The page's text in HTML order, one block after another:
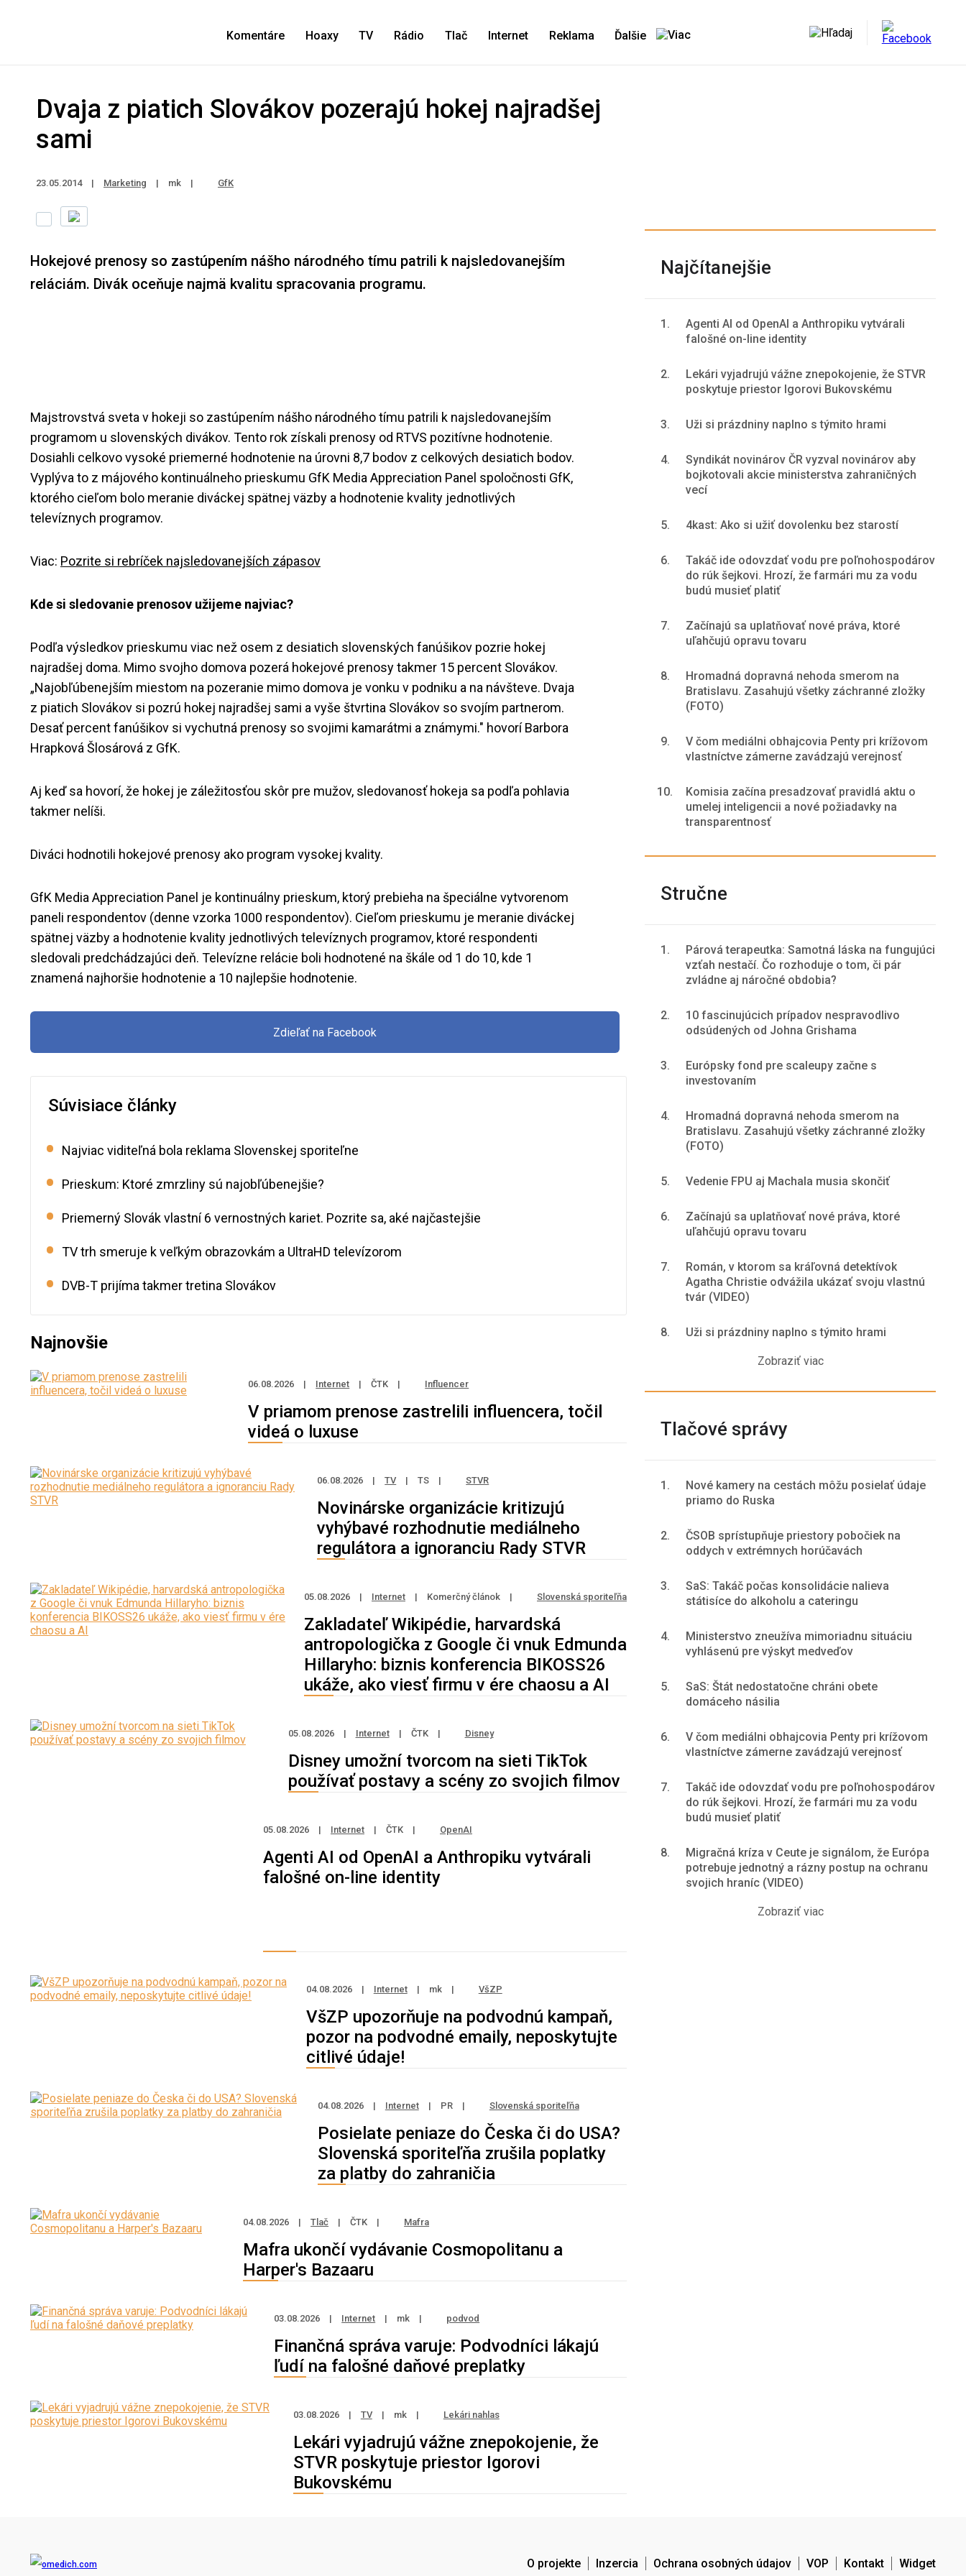
Komentáre Hoaxy TV Rádio Tlač Internet Reklama Ďalšie
Dvaja z piatich Slovákov pozerajú hokej najradšej
sami
23.05.2014 | Marketing | mk | GfK
Hokejové prenosy so zastúpením nášho národného tímu patrili k najsledovanejším
reláciám. Divák oceňuje najmä kvalitu spracovania programu.
Majstrovstvá sveta v hokeji so zastúpením nášho národného tímu patrili k najsledovanejším
programom u slovenských divákov. Tento rok získali prenosy od RTVS pozitívne hodnotenie.
Dosiahli celkovo vysoké priemerné hodnotenie na úrovni 8,7 bodov z celkových desiatich bodov.
Vyplýva to z májového kontinuálneho prieskumu GfK Media Appreciation Panel spoločnosti GfK,
ktorého cieľom bolo meranie diváckej spätnej väzby a hodnotenie kvality jednotlivých
televíznych programov.
Viac: Pozrite si rebríček najsledovanejších zápasov
Kde si sledovanie prenosov užijeme najviac?
Podľa výsledkov prieskumu viac než osem z desiatich slovenských fanúšikov pozrie hokej
najradšej doma. Mimo svojho domova pozerá hokejové prenosy takmer 15 percent Slovákov.
„Najobľúbenejším miestom na pozeranie mimo domova je vonku v podniku a na návšteve. Dvaja
z piatich Slovákov si pozrú hokej najradšej sami a vyše štvrtina Slovákov so svojím partnerom.
Desať percent fanúšikov si vychutná prenosy so svojimi kamarátmi a známymi." hovorí Barbora
Hrapková Šlosárová z GfK.
Aj keď sa hovorí, že hokej je záležitosťou skôr pre mužov, sledovanosť hokeja sa podľa pohlavia
takmer nelíši.
Diváci hodnotili hokejové prenosy ako program vysokej kvality.
GfK Media Appreciation Panel je kontinuálny prieskum, ktorý prebieha na špeciálne vytvorenom
paneli respondentov (denne vzorka 1000 respondentov). Cieľom prieskumu je meranie diváckej
spätnej väzby a hodnotenie kvality jednotlivých televíznych programov, ktoré respondenti
sledovali predchádzajúci deň. Televízne relácie boli hodnotené na škále od 1 do 10, kde 1
znamená najhoršie hodnotenie a 10 najlepšie hodnotenie.
Zdieľať na Facebook
Súvisiace články
Najviac viditeľná bola reklama Slovenskej sporiteľne
Prieskum: Ktoré zmrzliny sú najobľúbenejšie?
Priemerný Slovák vlastní 6 vernostných kariet. Pozrite sa, aké najčastejšie
TV trh smeruje k veľkým obrazovkám a UltraHD televízorom
DVB-T prijíma takmer tretina Slovákov
Najnovšie
06.08.2026 | Internet | ČTK | Influencer
V priamom prenose zastrelili influencera, točil
videá o luxuse
06.08.2026 | TV | TS | STVR
Novinárske organizácie kritizujú
vyhýbavé rozhodnutie mediálneho
regulátora a ignoranciu Rady STVR
05.08.2026 | Internet | Komerčný článok | Slovenská sporiteľňa
Zakladateľ Wikipédie, harvardská
antropologička z Google či vnuk Edmunda
Hillaryho: biznis konferencia BIKOSS26
ukáže, ako viesť firmu v ére chaosu a AI
05.08.2026 | Internet | ČTK | Disney
Disney umožní tvorcom na sieti TikTok
používať postavy a scény zo svojich filmov
05.08.2026 | Internet | ČTK | OpenAI
Agenti AI od OpenAI a Anthropiku vytvárali
falošné on-line identity
04.08.2026 | Internet | mk | VšZP
VšZP upozorňuje na podvodnú kampaň,
pozor na podvodné emaily, neposkytujte
citlivé údaje!
04.08.2026 | Internet | PR | Slovenská sporiteľňa
Posielate peniaze do Česka či do USA?
Slovenská sporiteľňa zrušila poplatky
za platby do zahraničia
04.08.2026 | Tlač | ČTK | Mafra
Mafra ukončí vydávanie Cosmopolitanu a
Harper's Bazaaru
03.08.2026 | Internet | mk | podvod
Finančná správa varuje: Podvodníci lákajú
ľudí na falošné daňové preplatky
03.08.2026 | TV | mk | Lekári nahlas
Lekári vyjadrujú vážne znepokojenie, že
STVR poskytuje priestor Igorovi
Bukovskému
Najčítanejšie
1.
Agenti AI od OpenAI a Anthropiku vytvárali
falošné on-line identity
2.
Lekári vyjadrujú vážne znepokojenie, že STVR
poskytuje priestor Igorovi Bukovskému
3. Uži si prázdniny naplno s týmito hrami
4.
Syndikát novinárov ČR vyzval novinárov aby
bojkotovali akcie ministerstva zahraničných
vecí
5. 4kast: Ako si užiť dovolenku bez starostí
6.
Takáč ide odovzdať vodu pre poľnohospodárov
do rúk šejkovi. Hrozí, že farmári mu za vodu
budú musieť platiť
7.
Začínajú sa uplatňovať nové práva, ktoré
uľahčujú opravu tovaru
8.
Hromadná dopravná nehoda smerom na
Bratislavu. Zasahujú všetky záchranné zložky
(FOTO)
9.
V čom mediálni obhajcovia Penty pri krížovom
vlastníctve zámerne zavádzajú verejnosť
10.
Komisia začína presadzovať pravidlá aktu o
umelej inteligencii a nové požiadavky na
transparentnosť
Stručne
1.
Párová terapeutka: Samotná láska na fungujúci
vzťah nestačí. Čo rozhoduje o tom, či pár
zvládne aj náročné obdobia?
2.
10 fascinujúcich prípadov nespravodlivo
odsúdených od Johna Grishama
3.
Európsky fond pre scaleupy začne s
investovaním
4.
Hromadná dopravná nehoda smerom na
Bratislavu. Zasahujú všetky záchranné zložky
(FOTO)
5. Vedenie FPU aj Machala musia skončiť
6.
Začínajú sa uplatňovať nové práva, ktoré
uľahčujú opravu tovaru
7.
Román, v ktorom sa kráľovná detektívok
Agatha Christie odvážila ukázať svoju vlastnú
tvár (VIDEO)
8. Uži si prázdniny naplno s týmito hrami
Zobraziť viac
Tlačové správy
1.
Nové kamery na cestách môžu posielať údaje
priamo do Ruska
2.
ČSOB sprístupňuje priestory pobočiek na
oddych v extrémnych horúčavách
3.
SaS: Takáč počas konsolidácie nalieva
státisíce do alkoholu a cateringu
4.
Ministerstvo zneužíva mimoriadnu situáciu
vyhlásenú pre výskyt medveďov
5.
SaS: Štát nedostatočne chráni obete
domáceho násilia
6.
V čom mediálni obhajcovia Penty pri krížovom
vlastníctve zámerne zavádzajú verejnosť
7.
Takáč ide odovzdať vodu pre poľnohospodárov
do rúk šejkovi. Hrozí, že farmári mu za vodu
budú musieť platiť
8.
Migračná kríza v Ceute je signálom, že Európa
potrebuje jednotný a rázny postup na ochranu
svojich hraníc (VIDEO)
Zobraziť viac
O projekte Inzercia Ochrana osobných údajov VOP Kontakt Widget